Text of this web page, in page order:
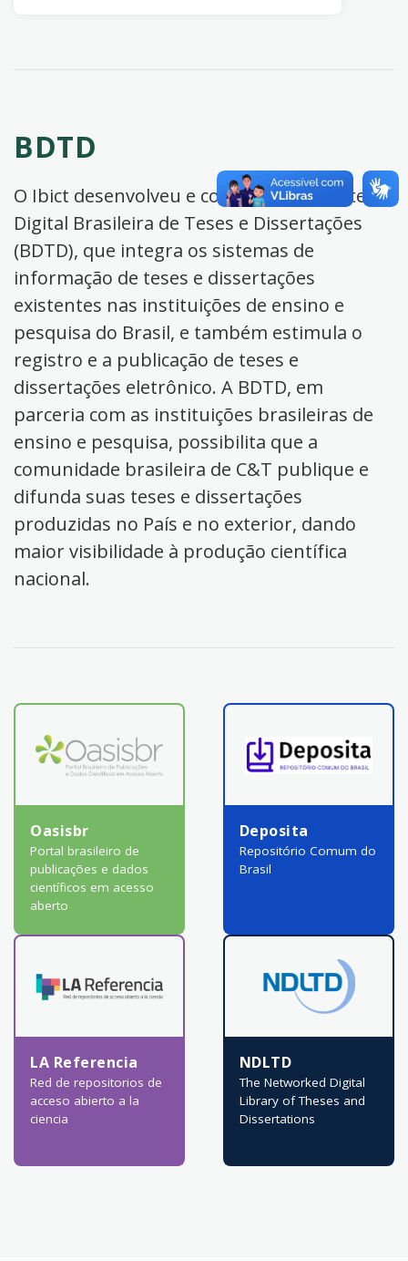
BDTD
O Ibict desenvolveu e coordena a Biblioteca
Digital Brasileira de Teses e Dissertações
(BDTD), que integra os sistemas de
informação de teses e dissertações
existentes nas instituições de ensino e
pesquisa do Brasil, e também estimula o
registro e a publicação de teses e
dissertações eletrônico. A BDTD, em
parceria com as instituições brasileiras de
ensino e pesquisa, possibilita que a
comunidade brasileira de C&T publique e
difunda suas teses e dissertações
produzidas no País e no exterior, dando
maior visibilidade à produção científica
nacional.
Oasisbr
Portal brasileiro de
publicações e dados
científicos em acesso
aberto
Deposita
Repositório Comum do
Brasil
LA Referencia
Red de repositorios de
acceso abierto a la
ciencia
NDLTD
The Networked Digital
Library of Theses and
Dissertations